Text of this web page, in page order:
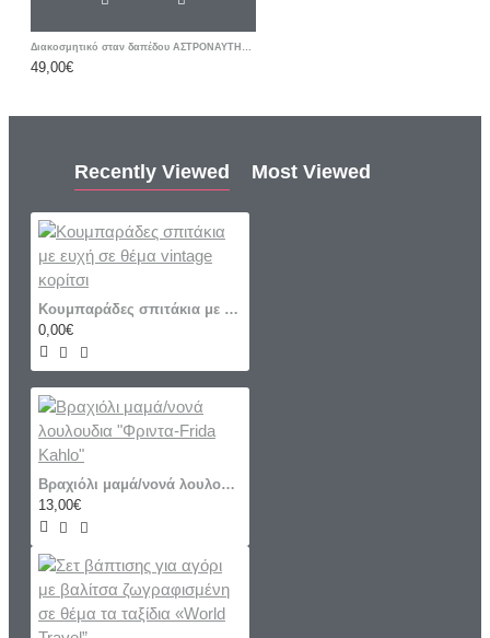
Διακοσμητικό σταν δαπέδου ΑΣΤΡΟΝΑΥΤΗΣ ΔΙΑΣΤΗΜΑ
49,00€
Recently Viewed Most Viewed
Κουμπαράδες σπιτάκια με ευχή σε θέμα vintage κορίτσι
0,00€
Βραχιόλι μαμά/νονά λουλουδια "Φριντα-Frida Kahlo"
13,00€